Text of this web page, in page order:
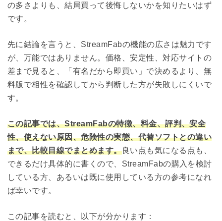
の多さよりも、結局買って後悔しないかを知りたいはず
です。
先に結論を言うと、StreamFabの機能の広さは魅力です
が、万能ではありません。価格、安定性、対応サイトの
差まで見ると、「有名だから即買い」で決めるより、無
料版で相性を確認してから判断した方が失敗しにくいで
す。
この記事では、StreamFabの特徴、料金、評判、安全
性、使えない原因、危険性の実態、代替ソフトとの違い
まで、比較目線でまとめます。良い点も気になる点も、
できるだけ具体的に書くので、StreamFabの購入を検討
している方、あるいは既に使用している方の参考になれ
ば幸いです。
この記事を読むと、以下が分かります：